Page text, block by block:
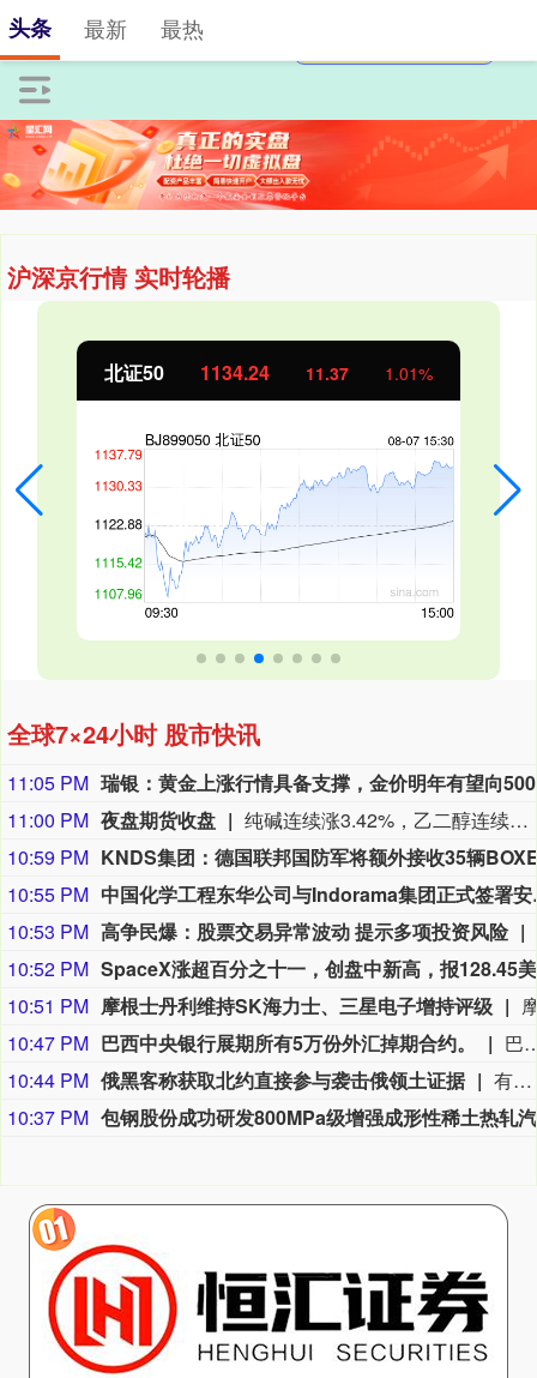
沪深京行情 实时轮播
北证50 1134.24 11.37 1.01%
全球7×24小时 股市快讯
11:05 PM
11:00 PM 夜盘期货收盘
纯碱连续涨3.42%，乙二醇连续涨2.01%，焦煤连续涨1.71%，玻璃连续涨1.47%，苯乙烯连续涨1.20%。
10:59 PM
10:55 PM
中国化学
10:53 PM 高争民爆：股票交易异常波动 提示多项投资风险
10:52 PM
10:51 PM 摩根士丹利维持SK海力士、三星电子增持评级
10:47 PM 巴西中央银行展期所有5万份外汇掉期合约。
巴西中央银行展期
10:44 PM 俄黑客称获取北约直接参与袭击俄领土证据
有匿名俄罗斯黑客称，已获取北约直接参与袭击俄领土的书面证据。相关内容涉及乌克兰武装部队2026年7月袭击俄列宁格勒州和加里宁格勒州石油码头的事件。该匿名黑客向塔斯社透露，其获取的书面证据显示，受雇于北约情报部门的专家巴特·德瓦赫特向乌克兰国家安全局提供了列宁格勒州和加里宁格勒州石油码头、以及俄罗斯天然气工业股份公司一艘液化天然气运输船的坐标情报。书面证据显示，德瓦赫特曾提议同乌国家安全局国际合作中心代表举行线上会谈，并建议让自己所在情报部门的上司一同参会。作为回应，乌方提出安排乌国家安全局专家、少校米哈伊尔·马尔琴科参与沟通。
10:37 PM
头条 最新 最热